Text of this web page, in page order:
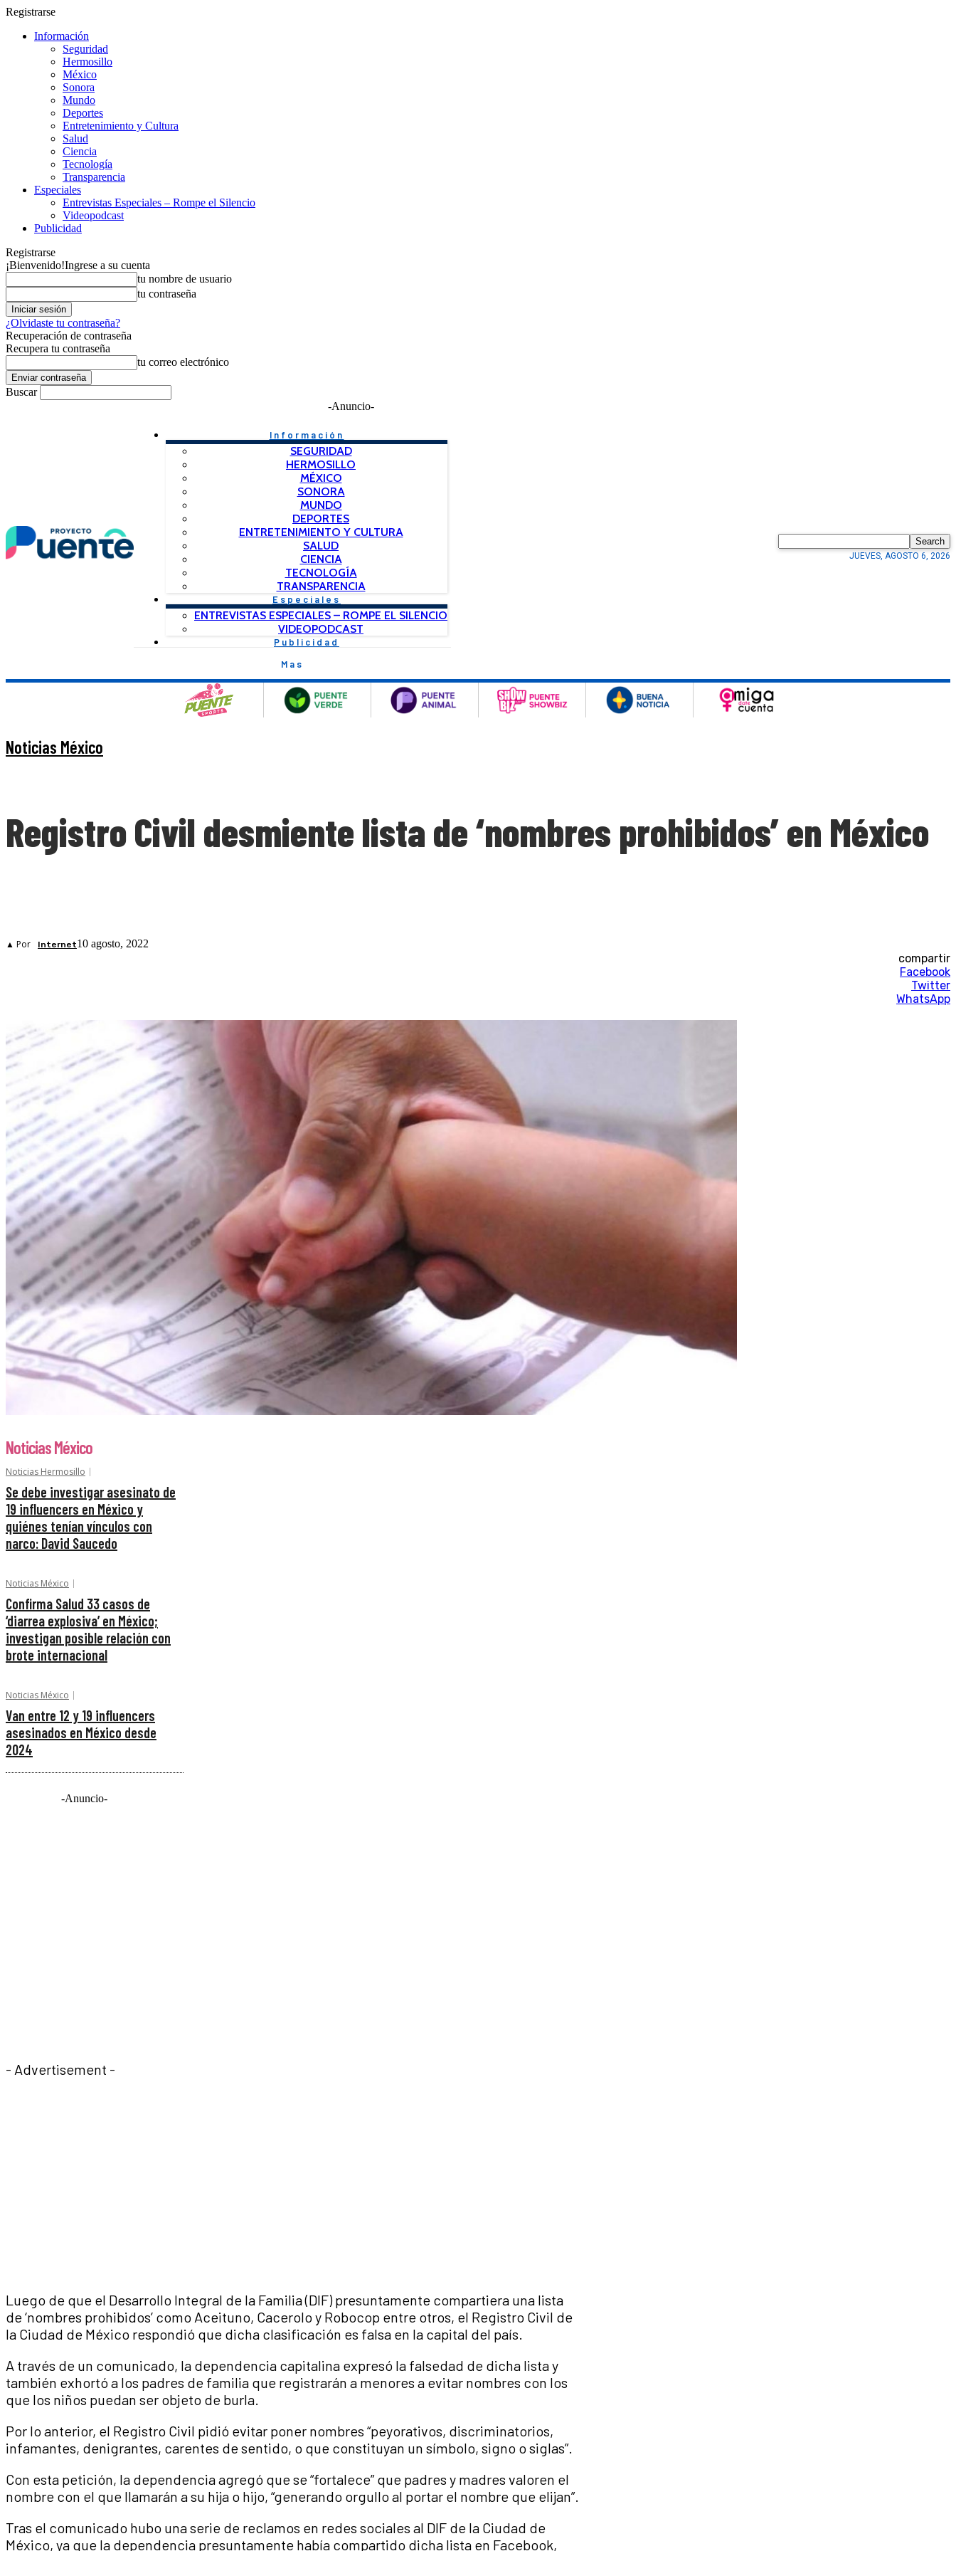
Registrarse
Información
Seguridad
Hermosillo
México
Sonora
Mundo
Deportes
Entretenimiento y Cultura
Salud
Ciencia
Tecnología
Transparencia
Especiales
Entrevistas Especiales – Rompe el Silencio
Videopodcast
Publicidad
Registrarse
¡Bienvenido!Ingrese a su cuenta
tu nombre de usuario
tu contraseña
¿Olvidaste tu contraseña?
Recuperación de contraseña
Recupera tu contraseña
tu correo electrónico
Buscar
-Anuncio-
Información
SEGURIDAD
HERMOSILLO
MÉXICO
SONORA
MUNDO
DEPORTES
ENTRETENIMIENTO Y CULTURA
SALUD
CIENCIA
TECNOLOGÍA
TRANSPARENCIA
Especiales
ENTREVISTAS ESPECIALES – ROMPE EL SILENCIO
VIDEOPODCAST
Publicidad
Mas
Search
JUEVES, AGOSTO 6, 2026
Noticias México
Registro Civil desmiente lista de ‘nombres prohibidos’ en México
▲ Por Internet10 agosto, 2022
compartir
Facebook
Twitter
WhatsApp
Noticias México
Noticias Hermosillo
Se debe investigar asesinato de
19 influencers en México y
quiénes tenían vínculos con
narco: David Saucedo
Noticias México
Confirma Salud 33 casos de
‘diarrea explosiva’ en México;
investigan posible relación con
brote internacional
Noticias México
Van entre 12 y 19 influencers
asesinados en México desde
2024
-Anuncio-
- Advertisement -
Luego de que el Desarrollo Integral de la Familia (DIF) presuntamente compartiera una lista
de ‘nombres prohibidos’ como Aceituno, Cacerolo y Robocop entre otros, el Registro Civil de
la Ciudad de México respondió que dicha clasificación es falsa en la capital del país.
A través de un comunicado, la dependencia capitalina expresó la falsedad de dicha lista y
también exhortó a los padres de familia que registrarán a menores a evitar nombres con los
que los niños puedan ser objeto de burla.
Por lo anterior, el Registro Civil pidió evitar poner nombres “peyorativos, discriminatorios,
infamantes, denigrantes, carentes de sentido, o que constituyan un símbolo, signo o siglas”.
Con esta petición, la dependencia agregó que se “fortalece” que padres y madres valoren el
nombre con el que llamarán a su hija o hijo, “generando orgullo al portar el nombre que elijan”.
Tras el comunicado hubo una serie de reclamos en redes sociales al DIF de la Ciudad de
México, ya que la dependencia presuntamente había compartido dicha lista en Facebook,